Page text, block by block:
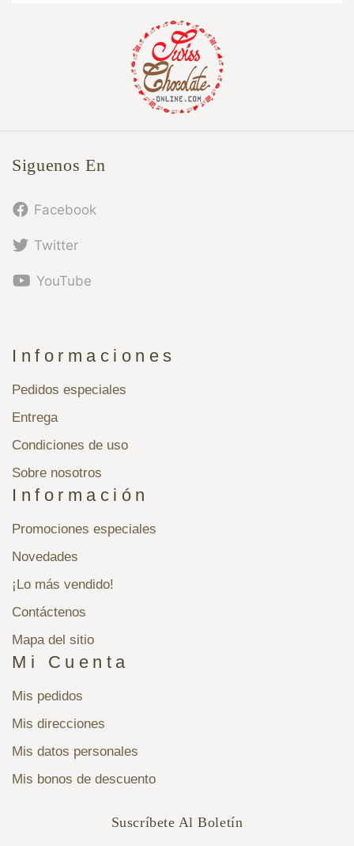
Siguenos En
Facebook
Twitter
YouTube
Informaciones
Pedidos especiales
Entrega
Condiciones de uso
Sobre nosotros
Información
Promociones especiales
Novedades
¡Lo más vendido!
Contáctenos
Mapa del sitio
Mi Cuenta
Mis pedidos
Mis direcciones
Mis datos personales
Mis bonos de descuento
Suscríbete Al Boletín